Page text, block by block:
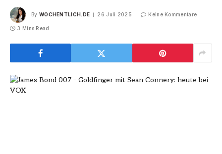
By WOCHENTLICH.DE 26 Juli 2025 Keine Kommentare
3 Mins Read